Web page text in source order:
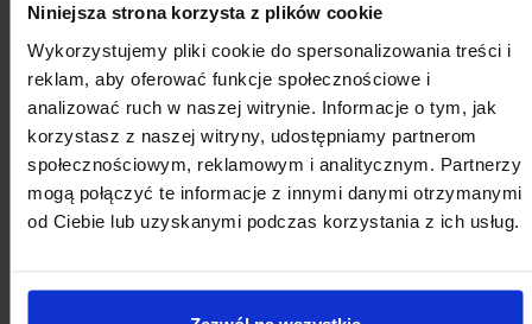
Niniejsza strona korzysta z plików cookie
Wykorzystujemy pliki cookie do spersonalizowania treści i
reklam, aby oferować funkcje społecznościowe i
analizować ruch w naszej witrynie. Informacje o tym, jak
korzystasz z naszej witryny, udostępniamy partnerom
społecznościowym, reklamowym i analitycznym. Partnerzy
mogą połączyć te informacje z innymi danymi otrzymanymi
od Ciebie lub uzyskanymi podczas korzystania z ich usług.
kupi dwa respiratory
01.04.2020 Zdrowie Z naszych miast MIASTA WOBEC EPIDEMII
Poznań wspiera szpitale
31.03.2020 Zdrowie FINANSE MIASTA WOBEC EPIDEMII
Mława - Miasto dba o
mieszkańców